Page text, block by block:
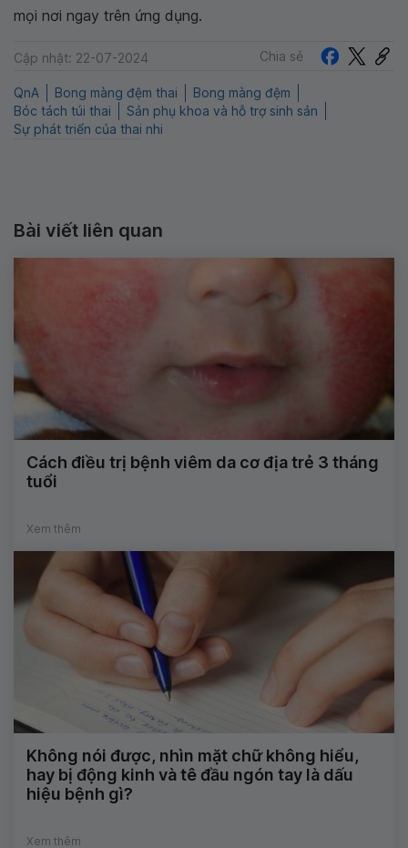
mọi nơi ngay trên ứng dụng.
Cập nhật: 22-07-2024 Chia sẻ
QnA Bong màng đệm thai
Bong màng đệm
Bóc tách túi thai
Sản phụ khoa và hỗ trợ sinh sản
Sự phát triển của thai nhi
Bài viết liên quan
Cách điều trị bệnh viêm da cơ địa trẻ 3 tháng
tuổi
Xem thêm
Không nói được, nhìn mặt chữ không hiểu,
hay bị động kinh và tê đầu ngón tay là dấu
hiệu bệnh gì?
Xem thêm